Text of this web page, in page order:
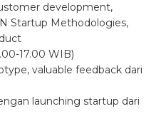
development,
Startup Methodologies,
17.00 WIB)
valuable feedback dari
launching startup dari